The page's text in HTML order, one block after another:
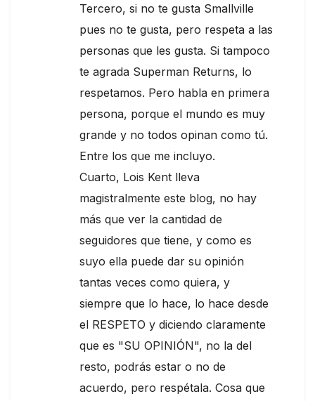
Tercero, si no te gusta Smallville
pues no te gusta, pero respeta a las
personas que les gusta. Si tampoco
te agrada Superman Returns, lo
respetamos. Pero habla en primera
persona, porque el mundo es muy
grande y no todos opinan como tú.
Entre los que me incluyo.
Cuarto, Lois Kent lleva
magistralmente este blog, no hay
más que ver la cantidad de
seguidores que tiene, y como es
suyo ella puede dar su opinión
tantas veces como quiera, y
siempre que lo hace, lo hace desde
el RESPETO y diciendo claramente
que es "SU OPINIÓN", no la del
resto, podrás estar o no de
acuerdo, pero respétala. Cosa que